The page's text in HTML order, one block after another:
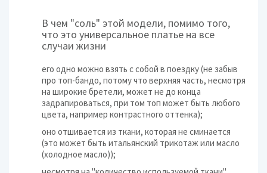
В чем "соль" этой модели, помимо того,
что это универсальное платье на все
случаи жизни
его одно можно взять с собой в поездку (не забыв
про топ-бандо, потому что верхняя часть, несмотря
на широкие бретели, может не до конца
задрапироваться, при том топ может быть любого
цвета, например контрастного оттенка);
оно отшивается из ткани, которая не сминается
(это может быть итальянский трикотаж или масло
(холодное масло));